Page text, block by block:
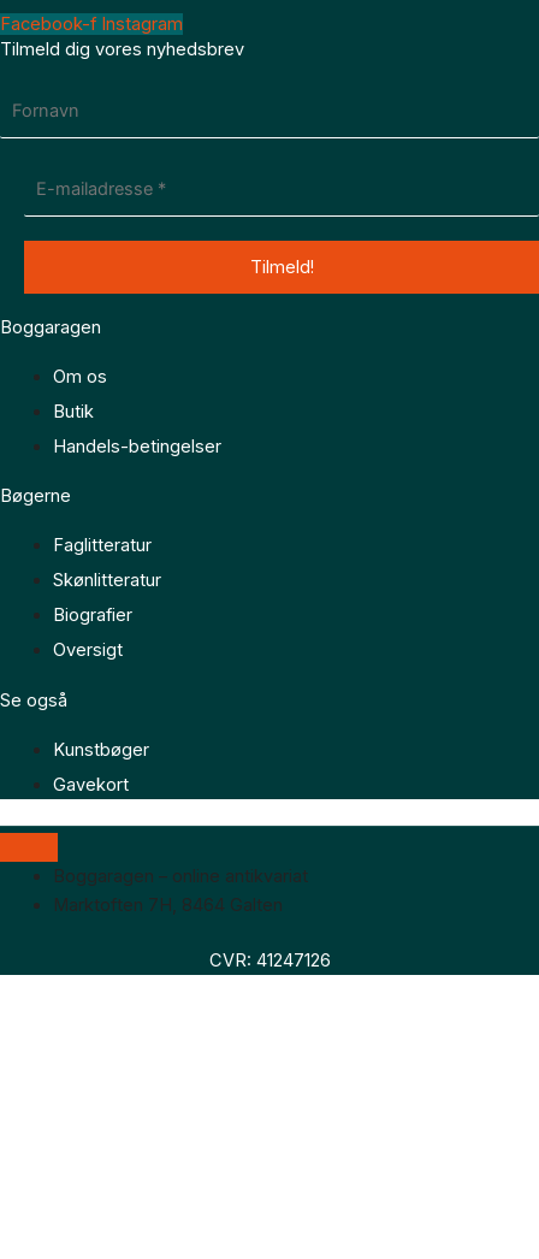
Facebook-f Instagram
Tilmeld dig vores nyhedsbrev
Boggaragen
Om os
Butik
Handels-betingelser
Bøgerne
Faglitteratur
Skønlitteratur
Biografier
Oversigt
Se også
Kunstbøger
Gavekort
Boggaragen – online antikvariat
Marktoften 7H, 8464 Galten
CVR: 41247126